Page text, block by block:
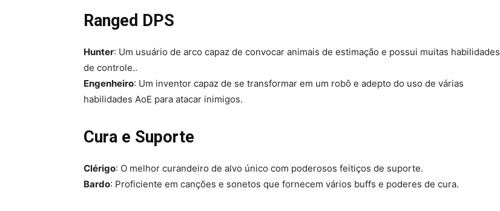
Ranged DPS
Hunter: Um usuário de arco capaz de convocar animais de estimação e possui muitas habilidades
de controle..
Engenheiro: Um inventor capaz de se transformar em um robô e adepto do uso de várias
habilidades AoE para atacar inimigos.
Cura e Suporte
Clérigo: O melhor curandeiro de alvo único com poderosos feitiços de suporte.
Bardo: Proficiente em canções e sonetos que fornecem vários buffs e poderes de cura.